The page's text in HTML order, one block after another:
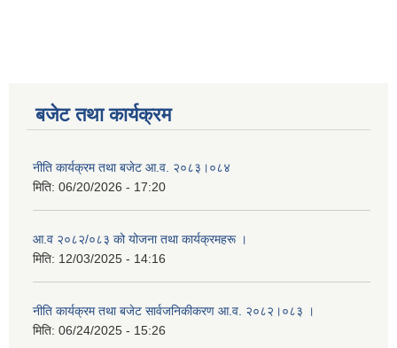
बजेट तथा कार्यक्रम
नीति कार्यक्रम तथा बजेट आ.व. २०८३।०८४
मिति: 06/20/2026 - 17:20
आ.व २०८२/०८३ को योजना तथा कार्यक्रमहरू ।
मिति: 12/03/2025 - 14:16
नीति कार्यक्रम तथा बजेट सार्वजनिकीकरण आ.व. २०८२।०८३ ।
मिति: 06/24/2025 - 15:26